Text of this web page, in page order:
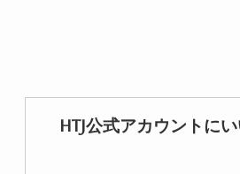
HTJ公式アカウントに